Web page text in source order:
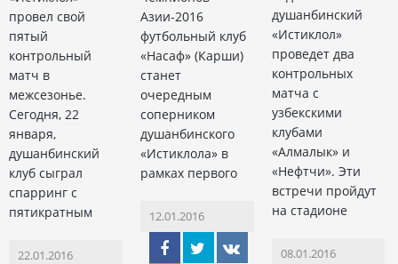
провел свой
пятый
контрольный
матч в
межсезонье.
Сегодня, 22
января,
душанбинский
клуб сыграл
спарринг с
пятикратным
22.01.2016
Азии-2016
футбольный клуб
«Насаф» (Карши)
станет
очередным
соперником
душанбинского
«Истиклола» в
рамках первого
12.01.2016
душанбинский
«Истиклол»
проведет два
контрольных
матча с
узбекскими
клубами
«Алмалык» и
«Нефтчи». Эти
встречи пройдут
на стадионе
08.01.2016